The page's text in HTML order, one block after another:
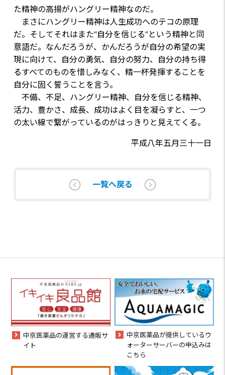
た精神の高揚がハングリー精神なのだ。
まさにハングリー精神は人生成功へのテコの原理
だ。そしてそれはまた“自分を信じる”という精神と同
意語だ。なんだろうが、かんだろうが自分の希望の実
現に向けて、自分の勇気、自分の努力、自分の持ち得
るすべてのものを惜しみなく、精一杯発揮することを
自分に固く誓うことを言う。
不備、不足、ハングリー精神、自分を信じる精神、
活力、豊かさ、成長、成功はよく目を凝らすと、一つ
の太い線で繋がっているのがはっきりと見えてくる。
平成八年五月三十一日
一覧へ戻る
中京医薬品の運営する通販サ
イト
中京医薬品が提供しているウ
ォーターサーバーの申込みは
こちら